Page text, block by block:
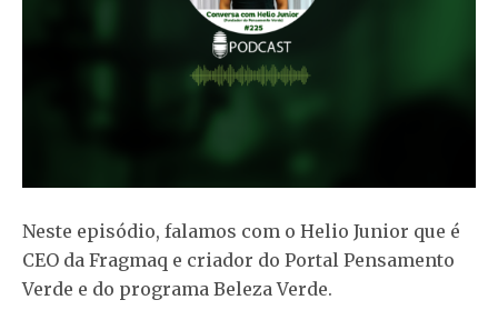
Neste episódio, falamos com o Helio Junior que é
CEO da Fragmaq e criador do Portal Pensamento
Verde e do programa Beleza Verde.